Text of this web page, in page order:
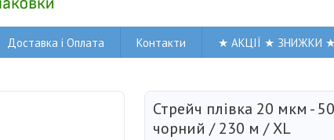
Доставка і Оплата Контакти ★ АКЦІЇ ★ ЗНИЖКИ ★
Стрейч плівка 20 мкм -
чорний / 230 м / XL